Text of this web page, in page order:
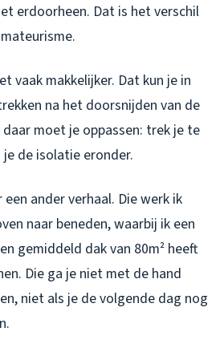
erdoorheen. Dat is het verschil
vaak makkelijker. Dat kun je in
na het doorsnijden van de
moet je oppassen: trek je te
de isolatie eronder.
een ander verhaal. Die werk ik
naar beneden, waarbij ik een
gemiddeld dak van 80m² heeft
Die ga je niet met de hand
niet als je de volgende dag nog